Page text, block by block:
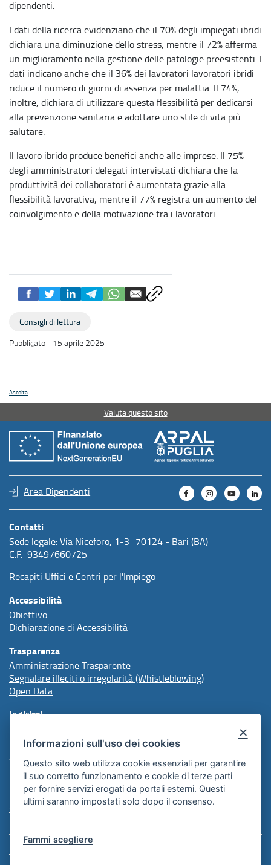
dipendenti.
I dati della ricerca evidenziano che il 70% degli impiegati ibridi
dichiara una diminuzione dello stress, mentre il 72% afferma
un miglioramento nella gestione delle patologie preesistenti. I
dati indicano anche che il 36% dei lavoratori lavoratori ibridi
riduce il numero di giorni di assenza per malattia. Il 74%,
inoltre, dichiara di utilizzare questa flessibilità per dedicarsi
alla prevenzione sanitaria e adottare uno stile di vita più
salutare.
Il lavoro ibrido produce benefici anche alle imprese. Il 75%
degli amministratori delegati intervistati dichiara che la
produttività dei collaboratori è aumentata grazie alla
flessibilità lavorativa, mentre il 77% registra un aumento del
coinvolgimento e della motivazione tra i lavoratori.
Consigli di lettura
Pubblicato il 15 aprile 2025
Ascolta
Valuta questo sito
Area Dipendenti
Contatti
Sede legale: Via Niceforo, 1-3 70124 - Bari (BA)
C.F. 93497660725
Recapiti Uffici e Centri per l'Impiego
Accessibilità
Obiettivo
Dichiarazione di Accessibilità
Trasparenza
Amministrazione Trasparente
Segnalare illeciti o irregolarità (Whistleblowing)
Open Data
Indirizzi
protocollo@arpal.regione.puglia.it
arpalpuglia@pec.rupar.puglia.it
Redazione
Comunicazione Istituzionale
×
Informazioni sull'uso dei cookies
Questo sito web utilizza cookie essenziali per garantire
il suo corretto funzionamento e cookie di terze parti
per fornire servizi erogati da portali esterni. Questi
ultimi saranno impostati solo dopo il consenso.
Fammi scegliere